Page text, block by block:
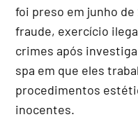
foi preso em junho
fraude, exercício
crimes após
spa em que eles
procedimentos
inocentes.